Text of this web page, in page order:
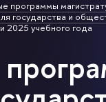
программы
государства и
2025 учебного года